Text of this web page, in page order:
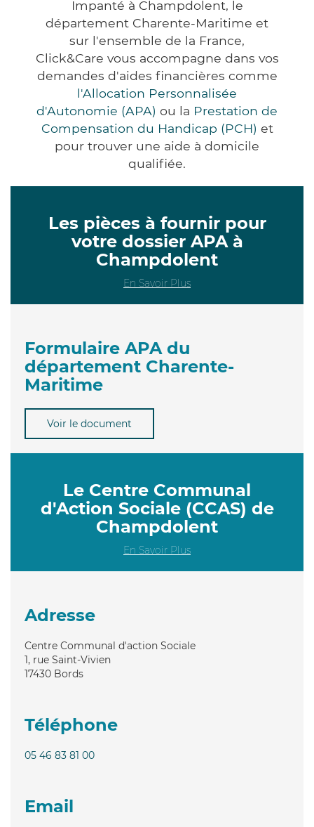
Impanté à Champdolent, le
département Charente-Maritime et
sur l'ensemble de la France,
Click&Care vous accompagne dans vos
demandes d'aides financières comme
l'Allocation Personnalisée
d'Autonomie (APA) ou la Prestation de
Compensation du Handicap (PCH) et
pour trouver une aide à domicile
qualifiée.
Les pièces à fournir pour
votre dossier APA à
Champdolent
En Savoir Plus
Formulaire APA du
département Charente-
Maritime
Voir le document
Le Centre Communal
d'Action Sociale (CCAS) de
Champdolent
En Savoir Plus
Adresse
Centre Communal d'action Sociale
1, rue Saint-Vivien
17430 Bords
Téléphone
05 46 83 81 00
Email